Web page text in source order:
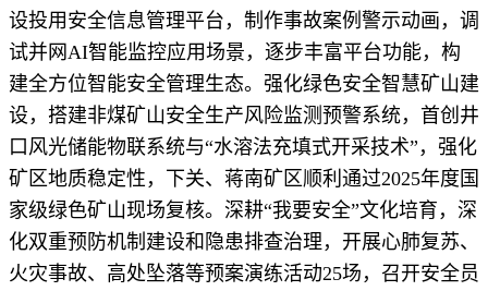
设投用安全信息管理平台，制作事故案例警示动画，调
试并网AI智能监控应用场景，逐步丰富平台功能，构
建全方位智能安全管理生态。强化绿色安全智慧矿山建
设，搭建非煤矿山安全生产风险监测预警系统，首创井
口风光储能物联系统与“水溶法充填式开采技术”，强化
矿区地质稳定性，下关、蒋南矿区顺利通过2025年度国
家级绿色矿山现场复核。深耕“我要安全”文化培育，深
化双重预防机制建设和隐患排查治理，开展心肺复苏、
火灾事故、高处坠落等预案演练活动25场，召开安全员